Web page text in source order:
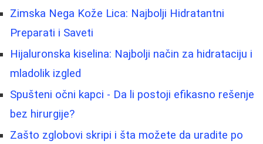
Zimska Nega Kože Lica: Najbolji Hidratantni
Preparati i Saveti
Hijaluronska kiselina: Najbolji način za hidrataciju i
mladolik izgled
Spušteni očni kapci - Da li postoji efikasno rešenje
bez hirurgije?
Zašto zglobovi skripi i šta možete da uradite po